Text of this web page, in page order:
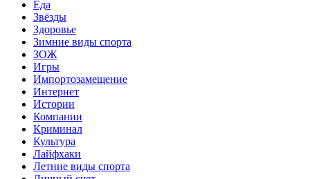
Еда
Звёзды
Здоровье
Зимние виды спорта
ЗОЖ
Игры
Импортозамещение
Интернет
Истории
Компании
Криминал
Культура
Лайфхаки
Летние виды спорта